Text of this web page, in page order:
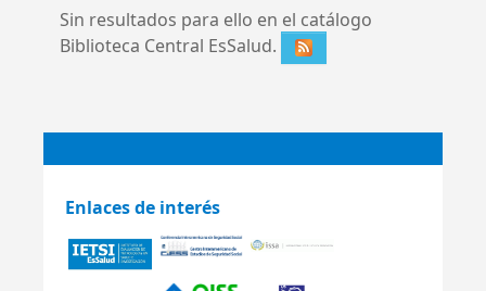
Sin resultados para ello en el catálogo
Biblioteca Central EsSalud.
Enlaces de interés